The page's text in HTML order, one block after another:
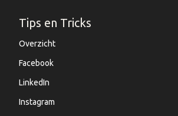
Tips en Tricks
Overzicht
Facebook
LinkedIn
Instagram